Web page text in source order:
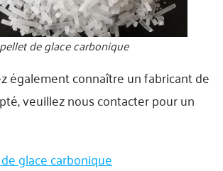
pellet de glace carbonique
également connaître un fabricant de
veuillez nous contacter pour un
glace carbonique